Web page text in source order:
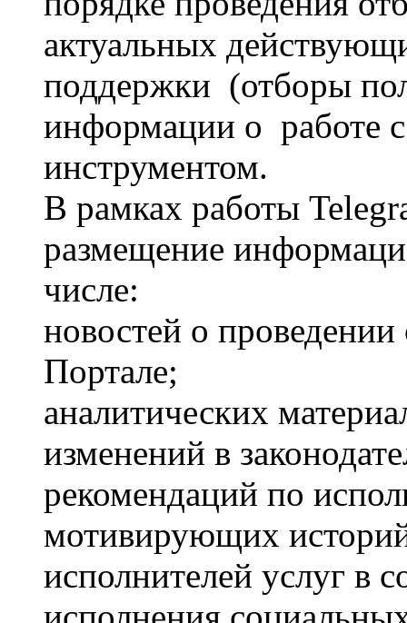
актуальных
поддержки (отборы
информации о работе
инструментом.
В рамках работы
размещение
числе:
новостей о
Портале;
аналитических
изменений в
рекомендаций по
мотивирующих
исполнителей услуг в